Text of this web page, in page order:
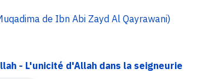
de Ibn Abi Zayd Al Qayrawani)
- L'unicité d'Allah dans la seigneurie